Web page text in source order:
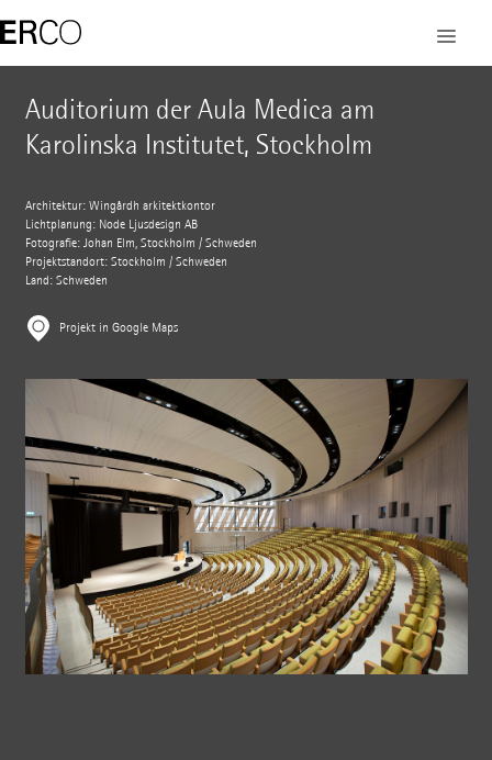
Auditorium der Aula Medica am
Karolinska Institutet, Stockholm
Architektur: Wingårdh arkitektkontor
Lichtplanung: Node Ljusdesign AB
Fotografie: Johan Elm, Stockholm / Schweden
Projektstandort: Stockholm / Schweden
Land: Schweden
Projekt in Google Maps